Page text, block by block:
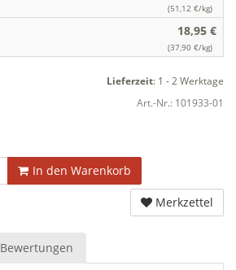
(51,12 €/kg)
18,95 €
(37,90 €/kg)
Lieferzeit: 1 - 2 Werktage
Art.-Nr.: 101933-01
In den Warenkorb
Merkzettel
Bewertungen